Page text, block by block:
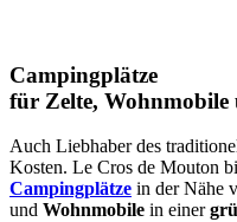
Campingplätze
für Zelte, Wohnmobile
Auch Liebhaber des
Kosten. Le Cros de Mouton
Campingplätze in der Nähe
und Wohnmobile in einer